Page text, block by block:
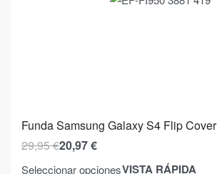
Funda Samsung Galaxy S4 Flip Cover
29,95€20,97€
Seleccionar opcionesVISTA RÁPIDA